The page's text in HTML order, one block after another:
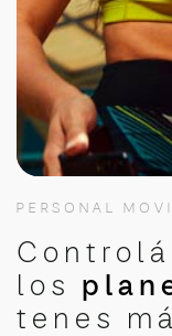
PERSONAL
los
tenes